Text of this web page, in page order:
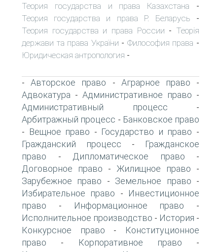
Теория государства и права Казахстана -
Теория государства и права Р. Беларусь -
Теория государства и права России - Теорія
держави та права України - Философия права -
Юридическая антропология -
-Авторское право - Аграрное право -
Адвокатура - Административное право -
Административный процесс -
Арбитражный процесс - Банковское право
- Вещное право - Государство и право -
Гражданский процесс -
Гражданское
право - Дипломатическое право -
Договорное право - Жилищное право -
Зарубежное право - Земельное право -
Избирательное право -
Инвестиционное
право - Информационное право -
Исполнительное производство - История -
Конкурсное право -
Конституционное
право - Корпоративное право -